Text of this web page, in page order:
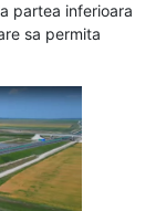
partea inferioara
sa permita